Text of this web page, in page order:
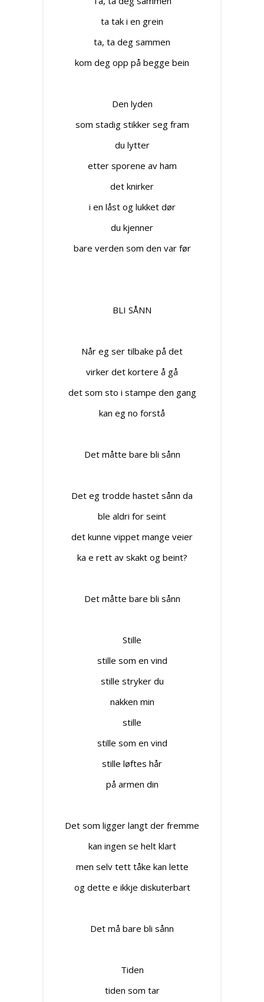
ta tak i en grein
ta, ta deg sammen
kom deg opp på begge bein
Den lyden
som stadig stikker seg fram
du lytter
etter sporene av ham
det knirker
i en låst og lukket dør
du kjenner
bare verden som den var før
BLI SÅNN
Når eg ser tilbake på det
virker det kortere å gå
det som sto i stampe den gang
kan eg no forstå
Det måtte bare bli sånn
Det eg trodde hastet sånn da
ble aldri for seint
det kunne vippet mange veier
ka e rett av skakt og beint?
Det måtte bare bli sånn
Stille
stille som en vind
stille stryker du
nakken min
stille
stille som en vind
stille løftes hår
på armen din
Det som ligger langt der fremme
kan ingen se helt klart
men selv tett tåke kan lette
og dette e ikkje diskuterbart
Det må bare bli sånn
Tiden
tiden som tar